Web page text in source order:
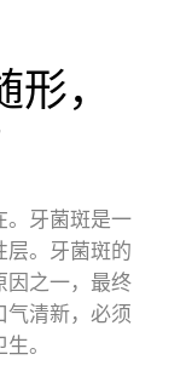
容绽放
，
牙菌斑是一
。牙菌斑的
之一，最终
清新，必须
。